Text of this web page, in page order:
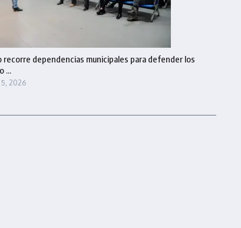
recorre dependencias municipales para defender los
...
2026